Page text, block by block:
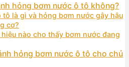
hỏng bơm nước ô tô không?
tô là gì và hỏng bơm nước gây hậu
cơ?
nào cho thấy bơm nước đang
hỏng bơm nước ô tô cho chủ